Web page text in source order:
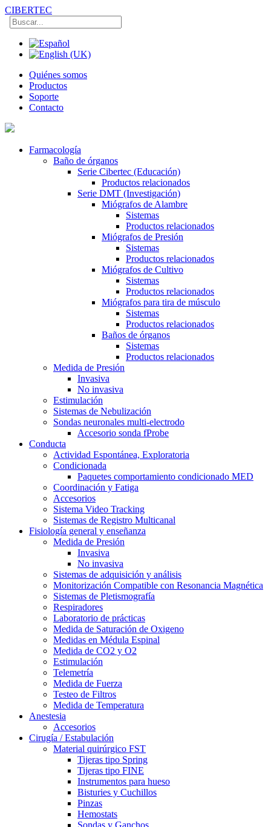
CIBERTEC
Quiénes somos
Productos
Soporte
Contacto
Farmacología
Baño de órganos
Serie Cibertec (Educación)
Productos relacionados
Serie DMT (Investigación)
Miógrafos de Alambre
Sistemas
Productos relacionados
Miógrafos de Presión
Sistemas
Productos relacionados
Miógrafos de Cultivo
Sistemas
Productos relacionados
Miógrafos para tira de músculo
Sistemas
Productos relacionados
Baños de órganos
Sistemas
Productos relacionados
Medida de Presión
Invasiva
No invasiva
Estimulación
Sistemas de Nebulización
Sondas neuronales multi-electrodo
Accesorio sonda fProbe
Conducta
Actividad Espontánea, Exploratoria
Condicionada
Paquetes comportamiento condicionado MED
Coordinación y Fatiga
Accesorios
Sistema Video Tracking
Sistemas de Registro Multicanal
Fisiología general y enseñanza
Medida de Presión
Invasiva
No invasiva
Sistemas de adquisición y análisis
Monitorización Compatible con Resonancia Magnética
Sistemas de Pletismografía
Respiradores
Laboratorio de prácticas
Medida de Saturación de Oxigeno
Medidas en Médula Espinal
Medida de CO2 y O2
Estimulación
Telemetría
Medida de Fuerza
Testeo de Filtros
Medida de Temperatura
Anestesia
Accesorios
Cirugía / Estabulación
Material quirúrgico FST
Tijeras tipo Spring
Tijeras tipo FINE
Instrumentos para hueso
Bisturies y Cuchillos
Pinzas
Hemostats
Sondas y Ganchos